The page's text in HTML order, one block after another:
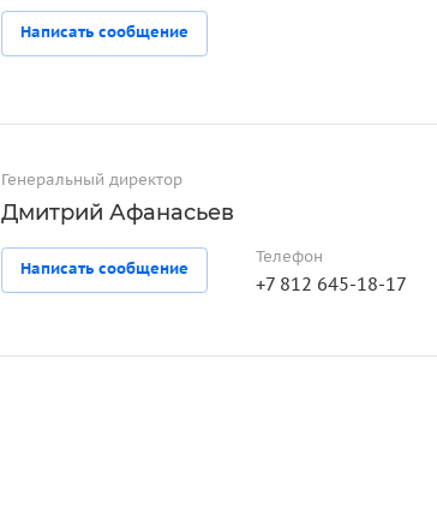
Написать сообщение
Генеральный директор
Дмитрий Афанасьев
Написать сообщение
Телефон
+7 812 645-18-17